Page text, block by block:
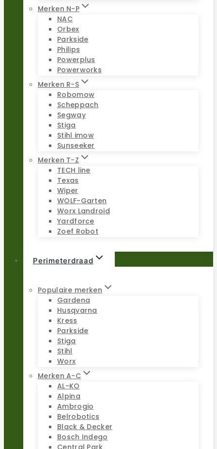
Merken N-P
NAC
Orbex
Parkside
Philips
Powerplus
Powerworks
Merken R-S
Robomow
Scheppach
Segway
Stiga
Stihl imow
Sunseeker
Merken T-Z
TECH line
Texas
Wiper
WOLF-Garten
Worx Landroid
Yardforce
Zoef Robot
Perimeterdraad
Populaire merken
Gardena
Husqvarna
Kress
Parkside
Stiga
Stihl
Worx
Merken A-C
AL-KO
Alpina
Ambrogio
Belrobotics
Black & Decker
Bosch Indego